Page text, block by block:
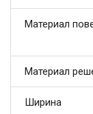
Материал
Материал
Ширина